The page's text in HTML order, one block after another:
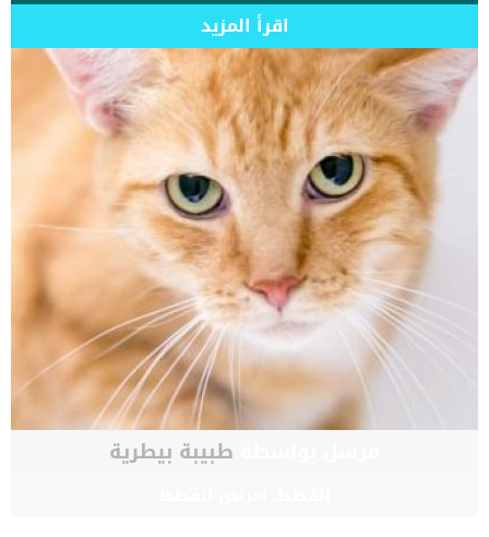
اقرأ المزيد
طبيبة بيطرية